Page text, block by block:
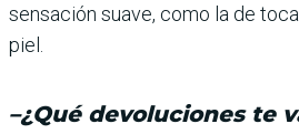
sensación suave, como la de
piel.
–¿Qué devoluciones te